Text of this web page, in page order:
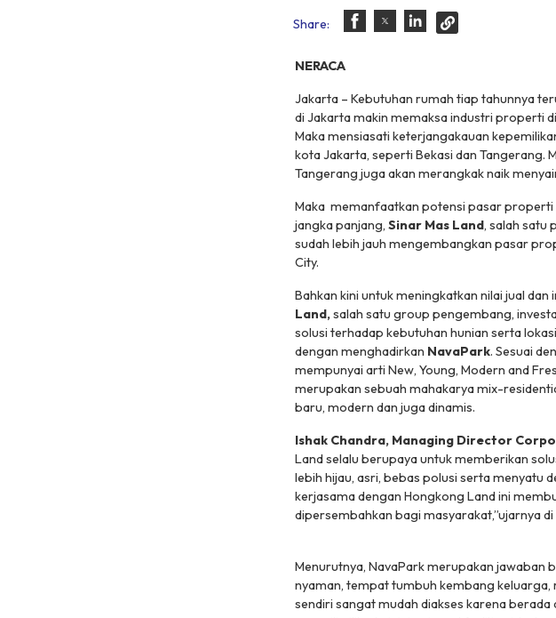
Share:
NERACA
Jakarta – Kebutuhan rumah tiap tahunnya
di Jakarta makin memaksa industri properti
Maka mensiasati keterjangakauan
kota Jakarta, seperti Bekasi dan Tangerang.
Tangerang juga akan merangkak naik
Maka memanfaatkan potensi pasar properti
jangka panjang, Sinar Mas Land, salah satu
sudah lebih jauh mengembangkan pasar
City.
Bahkan kini untuk meningkatkan nilai jual
Land,salah satu group pengembang,
solusi terhadap kebutuhan hunian serta
dengan menghadirkan NavaPark. Sesuai
mempunyai arti New, Young, Modern and
merupakan sebuah mahakaryamix-
baru, modern dan juga dinamis.
Ishak Chandra, Managing Director
Land selalu berupaya untuk memberikan
lebih hijau, asri, bebas polusi serta menyatu
kerjasama dengan Hongkong Land ini
dipersembahkan bagi masyarakat,”ujarnya
Menurutnya, NavaPark merupakan jawaban
nyaman, tempat tumbuh kembang keluarga,
sendiri sangat mudah diakses karena